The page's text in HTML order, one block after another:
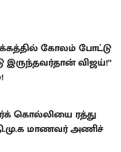
கோலம் போட்டு
விஜய்!”
கொல்லியை ரத்து
மாணவர் அணிச்